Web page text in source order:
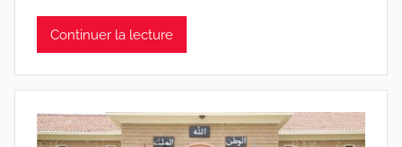
Continuer la lecture